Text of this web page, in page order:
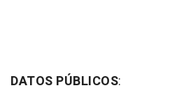
DATOS PÚBLICOS: